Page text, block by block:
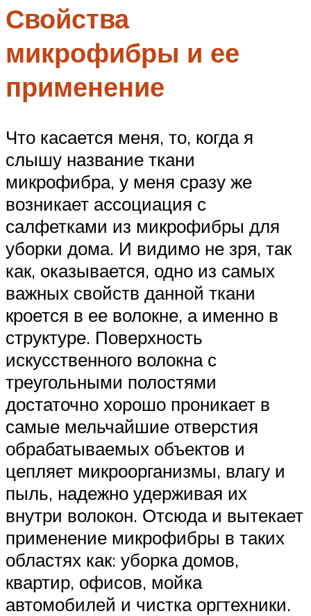
Свойства
микрофибры и ее
применение
Что касается меня, то, когда я
слышу название ткани
микрофибра, у меня сразу же
возникает ассоциация с
салфетками из микрофибры для
уборки дома. И видимо не зря, так
как, оказывается, одно из самых
важных свойств данной ткани
кроется в ее волокне, а именно в
структуре. Поверхность
искусственного волокна с
треугольными полостями
достаточно хорошо проникает в
самые мельчайшие отверстия
обрабатываемых объектов и
цепляет микроорганизмы, влагу и
пыль, надежно удерживая их
внутри волокон. Отсюда и вытекает
применение микрофибры в таких
областях как: уборка домов,
квартир, офисов, мойка
автомобилей и чистка оргтехники.